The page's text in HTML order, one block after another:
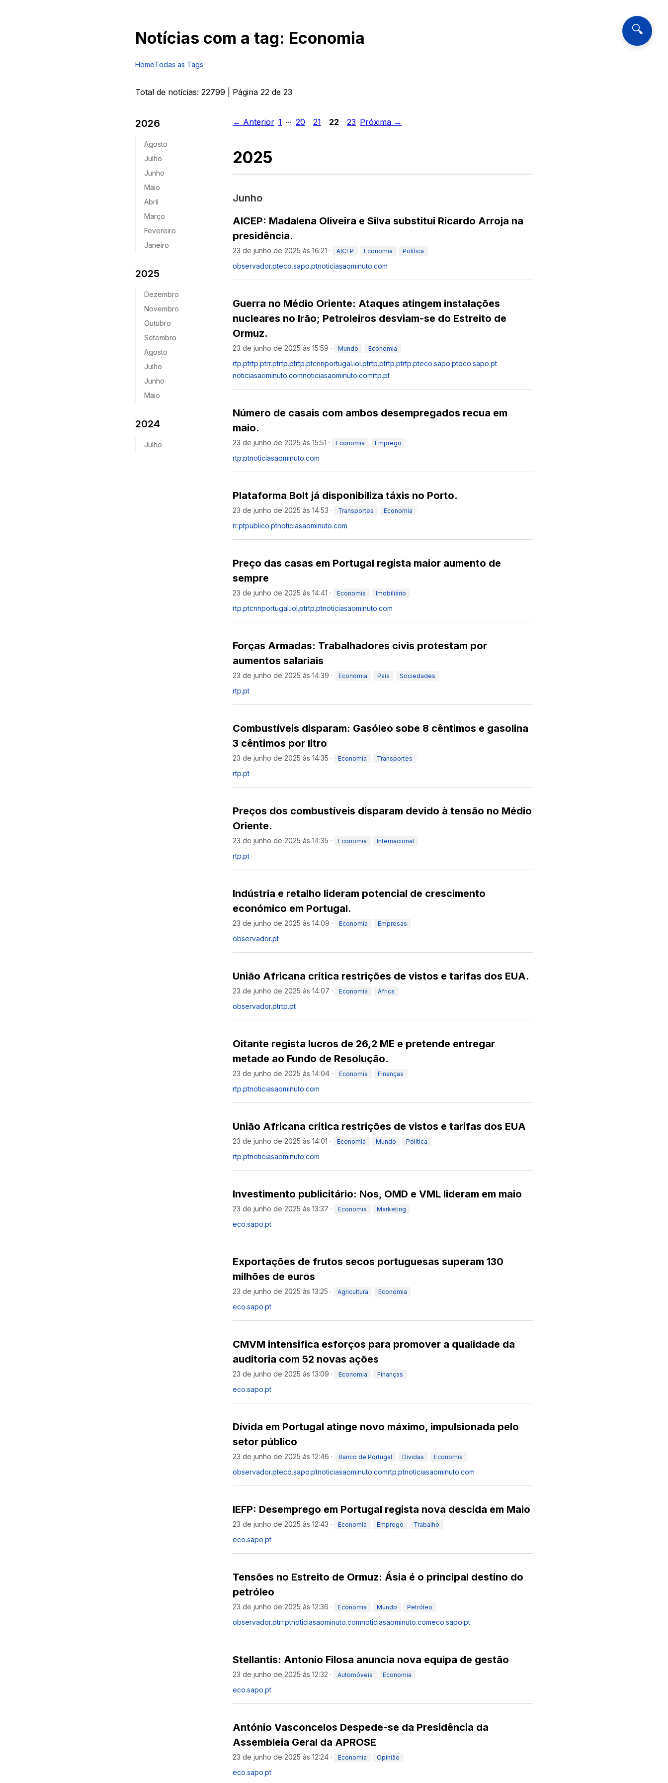
🔍
Notícias com a tag: Economia
HomeTodas as Tags
Total de notícias: 22799 | Página 22 de 23
2026
Agosto
Julho
Junho
Maio
Abril
Março
Fevereiro
Janeiro
2025
Dezembro
Novembro
Outubro
Setembro
Agosto
Julho
Junho
Maio
2024
Julho
← Anterior 1 ... 20 21 22 23 Próxima →
2025
Junho
AICEP: Madalena Oliveira e Silva substitui Ricardo Arroja na
presidência.
23 de junho de 2025 às 16:21 · AICEP Economia Política
observador.pteco.sapo.ptnoticiasaominuto.com
Guerra no Médio Oriente: Ataques atingem instalações
nucleares no Irão; Petroleiros desviam-se do Estreito de
Ormuz.
23 de junho de 2025 às 15:59 · Mundo Economia
rtp.ptrtp.ptrr.ptrtp.ptrtp.ptcnnportugal.iol.ptrtp.ptrtp.ptrtp.pteco.sapo.pteco.sapo.pt
noticiasaominuto.comnoticiasaominuto.comrtp.pt
Número de casais com ambos desempregados recua em
maio.
23 de junho de 2025 às 15:51 · Economia Emprego
rtp.ptnoticiasaominuto.com
Plataforma Bolt já disponibiliza táxis no Porto.
23 de junho de 2025 às 14:53 · Transportes Economia
rr.ptpublico.ptnoticiasaominuto.com
Preço das casas em Portugal regista maior aumento de
sempre
23 de junho de 2025 às 14:41 · Economia Imobiliário
rtp.ptcnnportugal.iol.ptrtp.ptnoticiasaominuto.com
Forças Armadas: Trabalhadores civis protestam por
aumentos salariais
23 de junho de 2025 às 14:39 · Economia País Sociedades
rtp.pt
Combustíveis disparam: Gasóleo sobe 8 cêntimos e gasolina
3 cêntimos por litro
23 de junho de 2025 às 14:35 · Economia Transportes
rtp.pt
Preços dos combustíveis disparam devido à tensão no Médio
Oriente.
23 de junho de 2025 às 14:35 · Economia Internacional
rtp.pt
Indústria e retalho lideram potencial de crescimento
económico em Portugal.
23 de junho de 2025 às 14:09 · Economia Empresas
observador.pt
União Africana critica restrições de vistos e tarifas dos EUA.
23 de junho de 2025 às 14:07 · Economia África
observador.ptrtp.pt
Oitante regista lucros de 26,2 ME e pretende entregar
metade ao Fundo de Resolução.
23 de junho de 2025 às 14:04 · Economia Finanças
rtp.ptnoticiasaominuto.com
União Africana critica restrições de vistos e tarifas dos EUA
23 de junho de 2025 às 14:01 · Economia Mundo Política
rtp.ptnoticiasaominuto.com
Investimento publicitário: Nos, OMD e VML lideram em maio
23 de junho de 2025 às 13:37 · Economia Marketing
eco.sapo.pt
Exportações de frutos secos portuguesas superam 130
milhões de euros
23 de junho de 2025 às 13:25 · Agricultura Economia
eco.sapo.pt
CMVM intensifica esforços para promover a qualidade da
auditoria com 52 novas ações
23 de junho de 2025 às 13:09 · Economia Finanças
eco.sapo.pt
Dívida em Portugal atinge novo máximo, impulsionada pelo
setor público
23 de junho de 2025 às 12:46 · Banco de Portugal Dívidas Economia
observador.pteco.sapo.ptnoticiasaominuto.comrtp.ptnoticiasaominuto.com
IEFP: Desemprego em Portugal regista nova descida em Maio
23 de junho de 2025 às 12:43 · Economia Emprego Trabalho
eco.sapo.pt
Tensões no Estreito de Ormuz: Ásia é o principal destino do
petróleo
23 de junho de 2025 às 12:36 · Economia Mundo Petróleo
observador.ptrr.ptnoticiasaominuto.comnoticiasaominuto.comeco.sapo.pt
Stellantis: Antonio Filosa anuncia nova equipa de gestão
23 de junho de 2025 às 12:32 · Automóveis Economia
eco.sapo.pt
António Vasconcelos Despede-se da Presidência da
Assembleia Geral da APROSE
23 de junho de 2025 às 12:24 · Economia Opinião
eco.sapo.pt